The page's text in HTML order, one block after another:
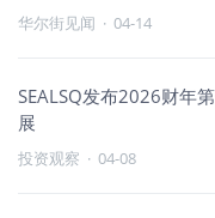
华尔街见闻 · 04-14
SEALSQ发布2026财年
展
投资观察 · 04-08